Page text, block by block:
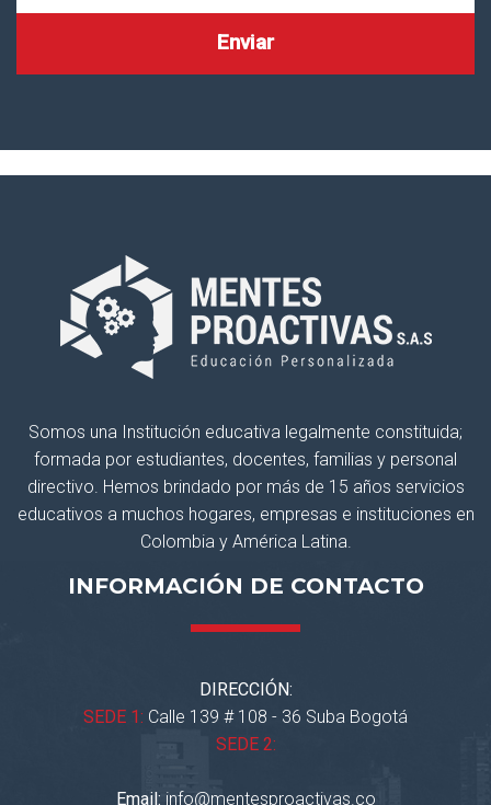
Somos una Institución educativa legalmente constituida;
formada por estudiantes, docentes, familias y personal
directivo. Hemos brindado por más de 15 años servicios
educativos a muchos hogares, empresas e instituciones en
Colombia y América Latina.
INFORMACIÓN DE CONTACTO
DIRECCIÓN:
SEDE 1: Calle 139 # 108 - 36 Suba Bogotá
SEDE 2:
Email: info@mentesproactivas.co